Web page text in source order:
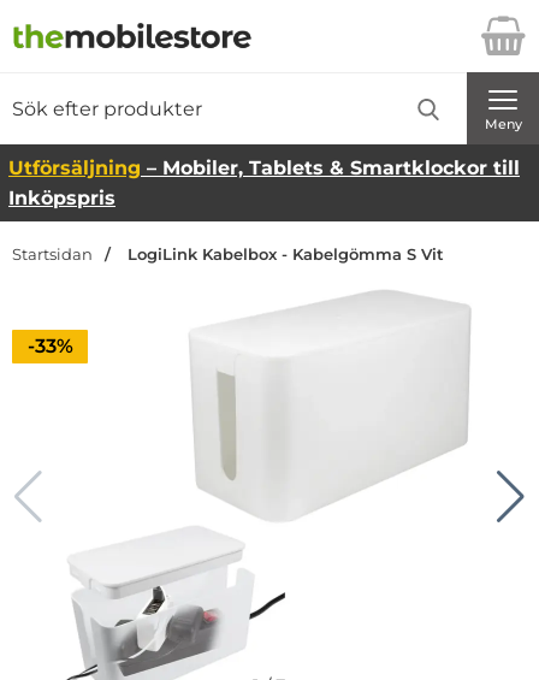
Startsidan för Danira Telecom AB
Meny
Utförsäljning – Mobiler, Tablets & Smartklockor till
Inköpspris
Startsidan LogiLink Kabelbox - Kabelgömma S Vit
Priset är nedsatt med
-33%